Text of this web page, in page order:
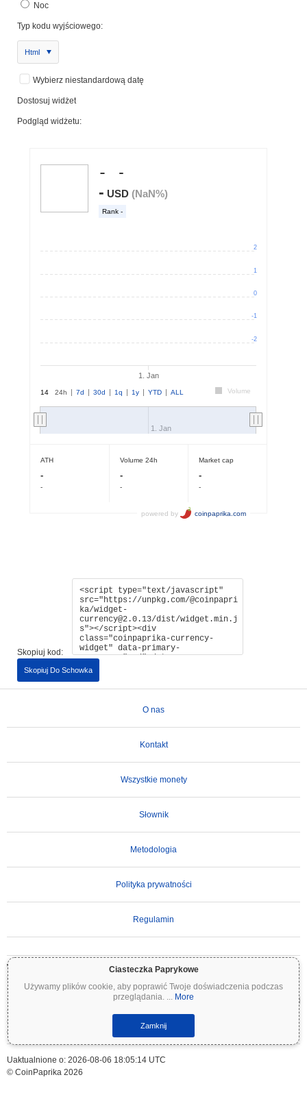
Ciasteczka Paprykowe
Używamy plików cookie, aby poprawić Twoje doświadczenia podczas
przeglądania. ... More
Zamknij
Noc
Typ kodu wyjściowego:
Html
Wybierz niestandardową datę
Dostosuj widżet
Podgląd widżetu:
Skopiuj kod:
Skopiuj Do Schowka
O nas
Kontakt
Wszystkie monety
Słownik
Metodologia
Polityka prywatności
Regulamin
WAŻNE ZASTRZEŻENIE:
Kryptowaluty są wysoce zmienne i wiążą się ze znacznym
ryzykiem. Możesz stracić część lub całość swojej inwestycji. Wszystkie informacje na
Coinpaprika są udostępniane wyłącznie w celach informacyjnych i nie stanowią porady
finansowej ani inwestycyjnej. Zawsze przeprowadzaj własne badania (DYOR) i konsultuj
się z wykwalifikowanym doradcą finansowym przed podjęciem decyzji inwestycyjnych.
Coinpaprika nie ponosi odpowiedzialności za jakiekolwiek straty wynikające z
wykorzystania tych informacji.
Uaktualnione o: 2026-08-06 18:05:14 UTC
© CoinPaprika 2026